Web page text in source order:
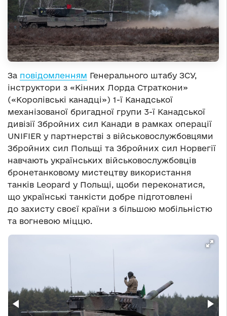
За повідомленням Генерального штабу ЗСУ,
інструктори з «Кінних Лорда Страткони»
(«Королівські канадці») 1-ї Канадської
механізованої бригадної групи 3-ї Канадської
дивізії Збройних сил Канади в рамках операції
UNIFIER у партнерстві з військовослужбовцями
Збройних сил Польщі та Збройних сил Норвегії
навчають українських військовослужбовців
бронетанковому мистецтву використання
танків Leopard у Польщі, щоби переконатися,
що українські танкісти добре підготовлені
до захисту своєї країни з більшою мобільністю
та вогневою міццю.